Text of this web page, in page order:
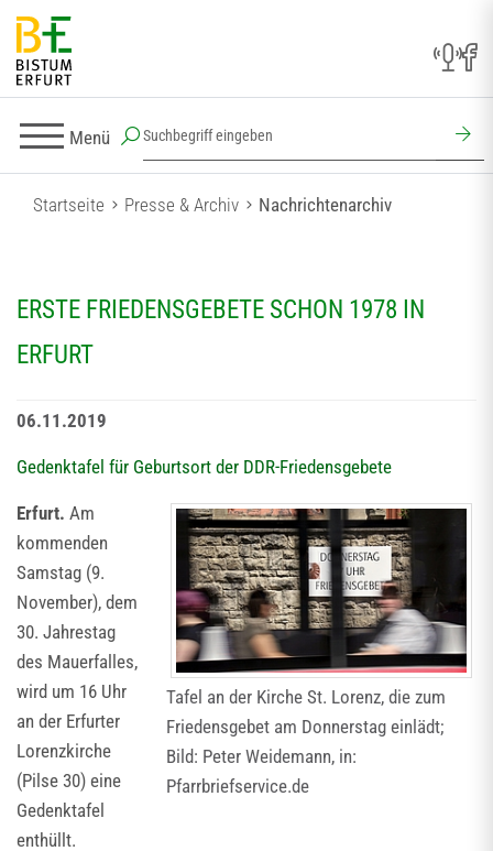
Menü
Startseite Presse & Archiv Nachrichtenarchiv
ERSTE FRIEDENSGEBETE SCHON 1978 IN
ERFURT
06.11.2019
Gedenktafel für Geburtsort der DDR-Friedensgebete
Tafel an der Kirche St. Lorenz, die zum
Friedensgebet am Donnerstag einlädt;
Bild: Peter Weidemann, in:
Pfarrbriefservice.de
Erfurt. Am
kommenden
Samstag (9.
November), dem
30. Jahrestag
des Mauerfalles,
wird um 16 Uhr
an der Erfurter
Lorenzkirche
(Pilse 30) eine
Gedenktafel
enthüllt.